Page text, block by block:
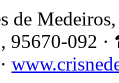
de
95670-092